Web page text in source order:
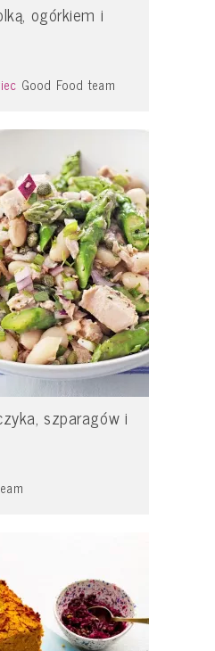
ogórkiem i
Good Food team
szparagów i